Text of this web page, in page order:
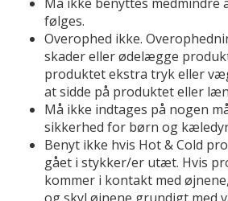
følges.
Overophed ikke.
skader eller ødelægge
produktet ekstra tryk eller
at sidde på produktet eller
Må ikke indtages på nogen
sikkerhed for børn og
Benyt ikke hvis Hot & Cold
gået i stykker/er utæt. Hvis
kommer i kontakt med